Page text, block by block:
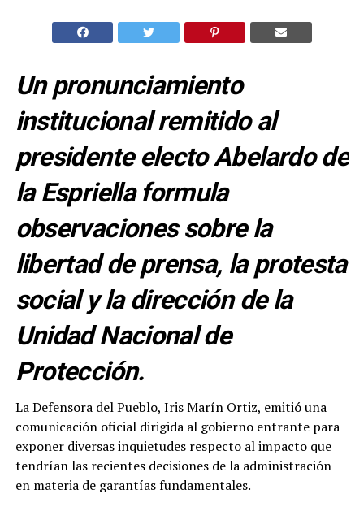
Un pronunciamiento
institucional remitido al
presidente electo Abelardo de
la Espriella formula
observaciones sobre la
libertad de prensa, la protesta
social y la dirección de la
Unidad Nacional de
Protección.
La Defensora del Pueblo, Iris Marín Ortiz, emitió una
comunicación oficial dirigida al gobierno entrante para
exponer diversas inquietudes respecto al impacto que
tendrían las recientes decisiones de la administración
en materia de garantías fundamentales.